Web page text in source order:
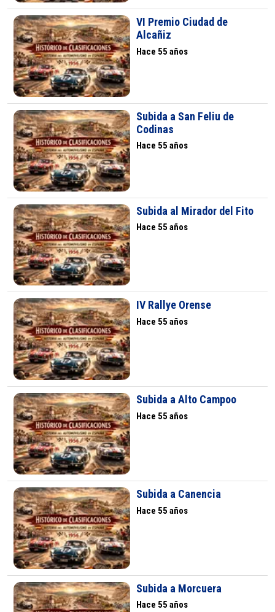
VI Premio Ciudad de
Alcañiz
Hace 55 años
Subida a San Feliu de
Codinas
Hace 55 años
Subida al Mirador del Fito
Hace 55 años
IV Rallye Orense
Hace 55 años
Subida a Alto Campoo
Hace 55 años
Subida a Canencia
Hace 55 años
Subida a Morcuera
Hace 55 años